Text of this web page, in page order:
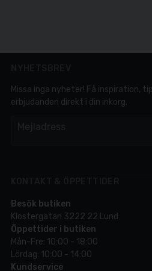
Missa inga nyheter! Få inspiration,
erbjudanden direkt i din inkorg.
Besök butiken
Klostergatan 3222 22 Lund
Öppettider i butiken
Mån-Fre: 10:00 - 18:00
Lördag: 10:00 - 14:00
Kundservice